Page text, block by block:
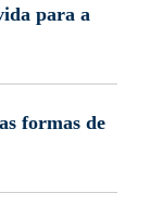
para a
formas de